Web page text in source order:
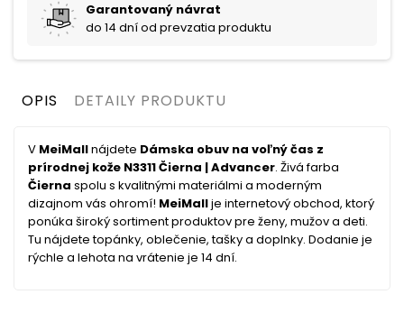
Garantovaný návrat
do 14 dní od prevzatia produktu
OPIS DETAILY PRODUKTU
V MeiMallnájdete Dámska obuv na voľný čas z
prírodnej kože N3311 Čierna | Advancer. Živá farba
Čierna spolu s kvalitnými materiálmi a moderným
dizajnom vás ohromí! MeiMallje internetový obchod, ktorý
ponúka široký sortiment produktov pre ženy, mužov a deti.
Tu nájdete topánky, oblečenie, tašky a doplnky. Dodanie je
rýchle a lehota na vrátenie je 14 dní.